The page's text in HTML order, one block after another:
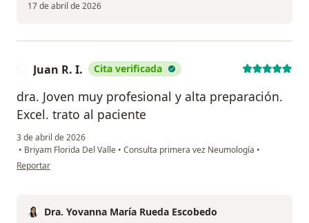
17 de abril de 2026
Juan R. I. Cita verificada
dra. Joven muy profesional y alta preparación.
Excel. trato al paciente
3 de abril de 2026
• Briyam Florida Del Valle • Consulta primera vez Neumología •
en opinión del usuario Juan R. I.
Reportar
Dra. Yovanna María Rueda Escobedo